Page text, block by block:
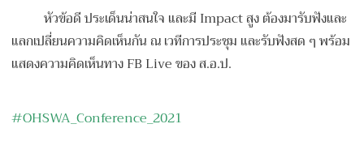
หัวข้อดี ประเด็นน่าสนใจ และมี Impact สูง ต้องมารับฟังและ
แลกเปลี่ยนความคิดเห็นกัน ณ เวทีการประชุม และรับฟังสด ๆ พร้อม
แสดงความคิดเห็นทาง FB Live ของ ส.อ.ป.
#OHSWA_Conference_2021